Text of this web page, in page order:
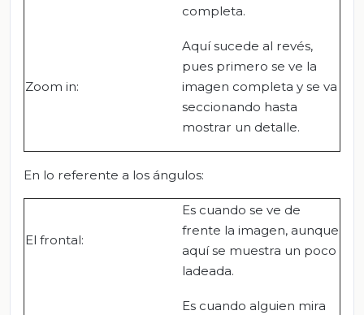
completa.
Zoom in:
Aquí sucede al revés,
pues primero se ve la
imagen completa y se va
seccionando hasta
mostrar un detalle.
En lo referente a los ángulos:
El frontal:
Es cuando se ve de
frente la imagen, aunque
aquí se muestra un poco
ladeada.
Es cuando alguien mira